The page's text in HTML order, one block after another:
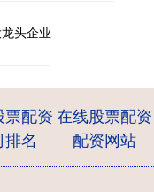
头企业
配资
名
在线股票配资
配资网站